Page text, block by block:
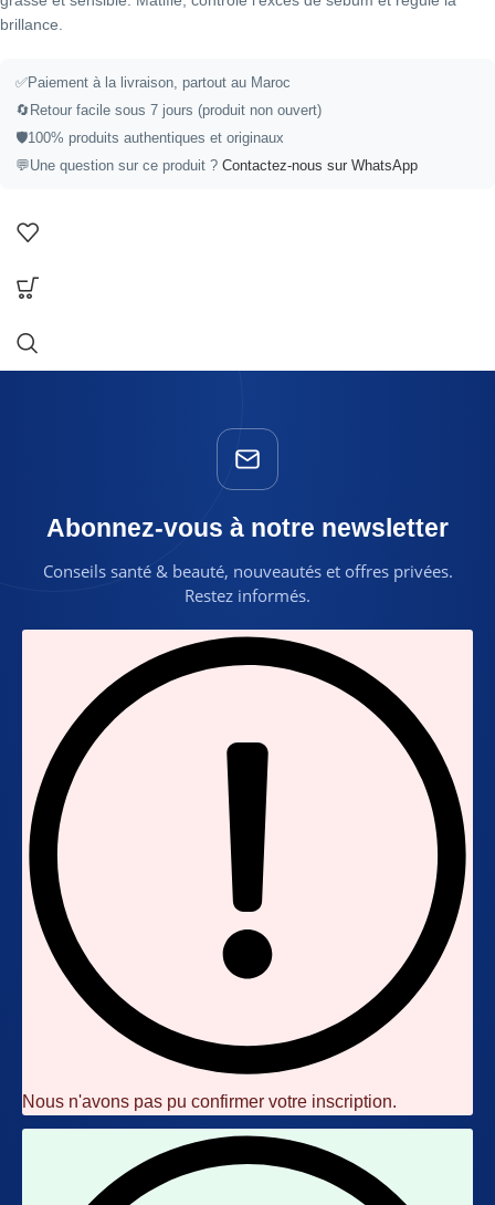
brillance.
✅Paiement à la livraison, partout au Maroc
🔄 Retour facile sous 7 jours (produit non ouvert)
🛡️100% produits authentiques et originaux
💬Une question sur ce produit ? Contactez-nous sur WhatsApp
Abonnez-vous à notre newsletter
Conseils santé & beauté, nouveautés et offres privées.
Restez informés.
Nous n'avons pas pu confirmer votre inscription.